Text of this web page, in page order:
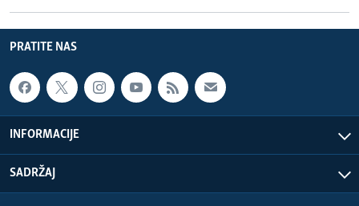
PRATITE NAS
INFORMACIJE
SADRŽAJ